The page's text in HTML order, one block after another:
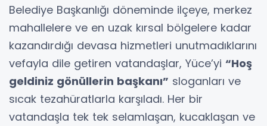
Belediye Başkanlığı döneminde ilçeye, merkez
mahallelere ve en uzak kırsal bölgelere kadar
kazandırdığı devasa hizmetleri unutmadıklarını
vefayla dile getiren vatandaşlar, Yüce’yi “Hoş
geldiniz gönüllerin başkanı” sloganları ve
sıcak tezahüratlarla karşıladı. Her bir
vatandaşla tek tek selamlaşan, kucaklaşan ve